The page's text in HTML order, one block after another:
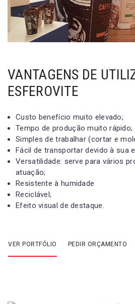
VANTAGENS DE
ESFEROVITE
Custo benefício muito elevado;
Tempo de produção muito rápido;
Simples de trabalhar (cortar e
Fácil de transportar devido à sua
Versatilidade: serve para vários
atuação;
Resistente à humidade
Reciclável;
Efeito visual de destaque.
VER PORTFÓLIO PEDIR ORÇAMENTO